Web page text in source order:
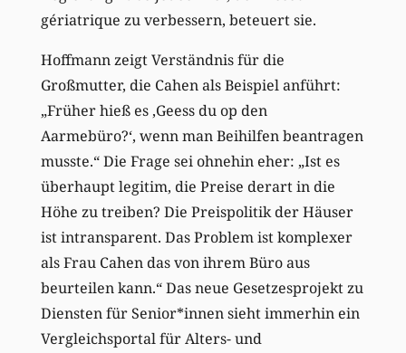
gériatrique zu verbessern, beteuert sie.
Hoffmann zeigt Verständnis für die
Großmutter, die Cahen als Beispiel anführt:
„Früher hieß es ‚Geess du op den
Aarmebüro?‘, wenn man Beihilfen beantragen
musste.“ Die Frage sei ohnehin eher: „Ist es
überhaupt legitim, die Preise derart in die
Höhe zu treiben? Die Preispolitik der Häuser
ist intransparent. Das Problem ist komplexer
als Frau Cahen das von ihrem Büro aus
beurteilen kann.“ Das neue Gesetzesprojekt zu
Diensten für Senior*innen sieht immerhin ein
Vergleichsportal für Alters- und